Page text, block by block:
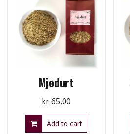
Mjødurt
kr65,00
Add to cart